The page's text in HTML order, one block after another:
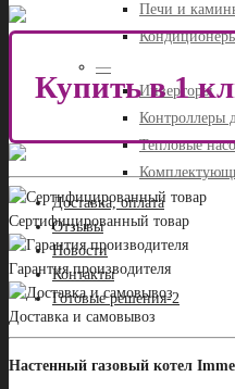
Печи и
—
Инверторы
Контроллеры
Тепловые
Доставка, оплата
Отзывы
Новости
Контакты
Готовые решения-2
Купить в 1
Сертифицированный товар
Гарантия производителя
Доставка и самовывоз
Настенный газовый котел